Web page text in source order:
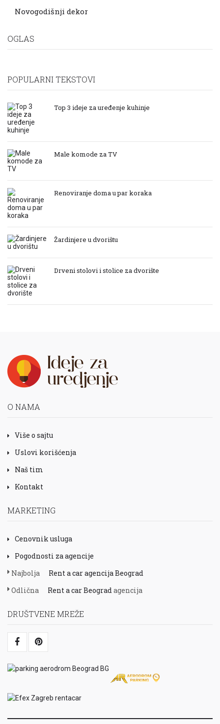
Novogodišnji dekor
OGLAS
POPULARNI TEKSTOVI
Top 3 ideje za uređenje kuhinje
Male komode za TV
Renoviranje doma u par koraka
Žardinjere u dvorištu
Drveni stolovi i stolice za dvorište
O NAMA
Više o sajtu
Uslovi korišćenja
Naš tim
Kontakt
MARKETING
Cenovnik usluga
Pogodnosti za agencije
Najbolja
Rent a car agencija Beograd
Odlična
Rent a car Beogradagencija
DRUŠTVENE MREŽE